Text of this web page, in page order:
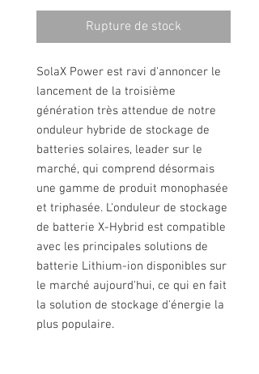
Rupture de stock
SolaX Power est ravi d'annoncer le
lancement de la troisième
génération très attendue de notre
onduleur hybride de stockage de
batteries solaires, leader sur le
marché, qui comprend désormais
une gamme de produit monophasée
et triphasée. L'onduleur de stockage
de batterie X-Hybrid est compatible
avec les principales solutions de
batterie Lithium-ion disponibles sur
le marché aujourd'hui, ce qui en fait
la solution de stockage d'énergie la
plus populaire.